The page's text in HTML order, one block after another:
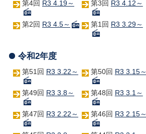
第4回 R3 4.19～ 第3回 R3 4.12～
第2回 R3 4.5～ 第1回 R3 3.29～
令和2年度
第51回 R3 3.22～ 第50回 R3 3.15～
第49回 R3 3.8～ 第48回 R3 3.1～
第47回 R3 2.22～ 第46回 R3 2.15～